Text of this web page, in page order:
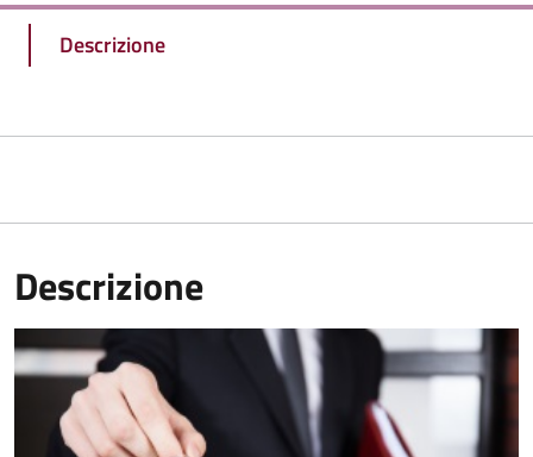
Descrizione
Descrizione